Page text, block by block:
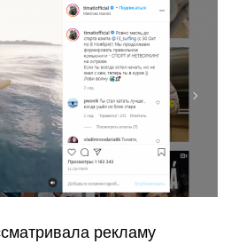
рекламу